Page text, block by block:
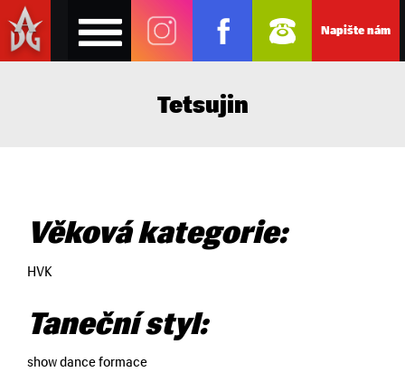
Napište nám
Tetsujin
Věková kategorie:
HVK
Taneční styl:
show dance formace